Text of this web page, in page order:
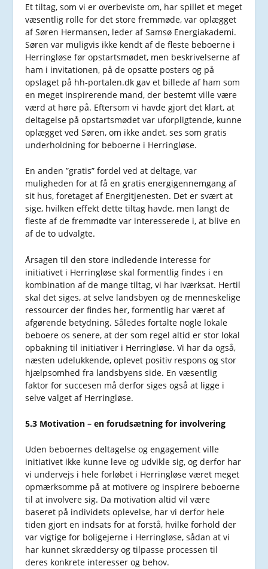
Et tiltag, som vi er overbeviste om, har spillet et meget
væsentlig rolle for det store fremmøde, var oplægget
af Søren Hermansen, leder af Samsø Energiakademi.
Søren var muligvis ikke kendt af de fleste beboerne i
Herringløse før opstartsmødet, men beskrivelserne af
ham i invitationen, på de opsatte posters og på
opslaget på hh-portalen.dk gav et billede af ham som
en meget inspirerende mand, der bestemt ville være
værd at høre på. Eftersom vi havde gjort det klart, at
deltagelse på opstartsmødet var uforpligtende, kunne
oplægget ved Søren, om ikke andet, ses som gratis
underholdning for beboerne i Herringløse.
En anden ”gratis” fordel ved at deltage, var
muligheden for at få en gratis energigennemgang af
sit hus, foretaget af Energitjenesten. Det er svært at
sige, hvilken effekt dette tiltag havde, men langt de
fleste af de fremmødte var interesserede i, at blive en
af de to udvalgte.
Årsagen til den store indledende interesse for
initiativet i Herringløse skal formentlig findes i en
kombination af de mange tiltag, vi har iværksat. Hertil
skal det siges, at selve landsbyen og de menneskelige
ressourcer der findes her, formentlig har været af
afgørende betydning. Således fortalte nogle lokale
beboere os senere, at der som regel altid er stor lokal
opbakning til initiativer i Herringløse. Vi har da også,
næsten udelukkende, oplevet positiv respons og stor
hjælpsomhed fra landsbyens side. En væsentlig
faktor for succesen må derfor siges også at ligge i
selve valget af Herringløse.
5.3 Motivation – en forudsætning for involvering
Uden beboernes deltagelse og engagement ville
initiativet ikke kunne leve og udvikle sig, og derfor har
vi undervejs i hele forløbet i Herringløse været meget
opmærksomme på at motivere og inspirere beboerne
til at involvere sig. Da motivation altid vil være
baseret på individets oplevelse, har vi derfor hele
tiden gjort en indsats for at forstå, hvilke forhold der
var vigtige for boligejerne i Herringløse, sådan at vi
har kunnet skræddersy og tilpasse processen til
deres konkrete interesser og behov.